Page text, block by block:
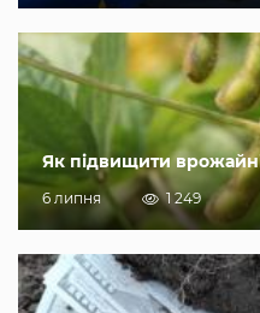
Як підвищити
6 липня 1 249